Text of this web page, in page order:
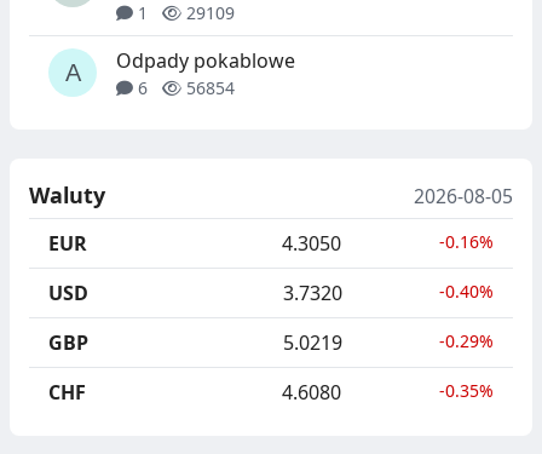
1 29109
Odpady pokablowe
6 56854
Waluty
2026-08-05
EUR
4.3050 -0.16%
USD 3.7320 -0.40%
GBP 5.0219 -0.29%
CHF 4.6080 -0.35%